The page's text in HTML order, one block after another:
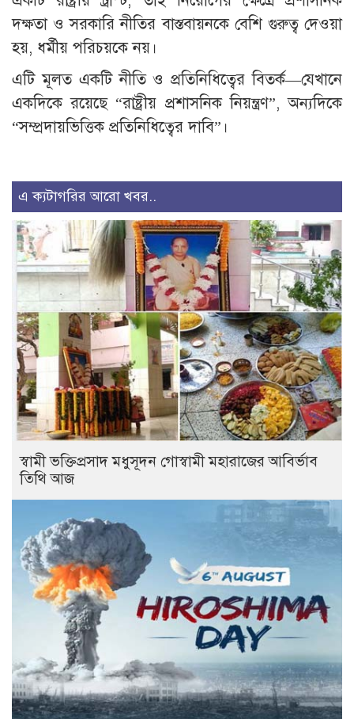
দক্ষতা ও সরকারি নীতির বাস্তবায়নকে বেশি গুরুত্ব দেওয়া
হয়, ধর্মীয় পরিচয়কে নয়।
এটি মূলত একটি নীতি ও প্রতিনিধিত্বের বিতর্ক—যেখানে
একদিকে রয়েছে “রাষ্ট্রীয় প্রশাসনিক নিয়ন্ত্রণ”, অন্যদিকে
“সম্প্রদায়ভিত্তিক প্রতিনিধিত্বের দাবি”।
এ ক্যটাগরির আরো খবর..
স্বামী ভক্তিপ্রসাদ মধুসূদন গোস্বামী মহারাজের আবির্ভাব
তিথি আজ